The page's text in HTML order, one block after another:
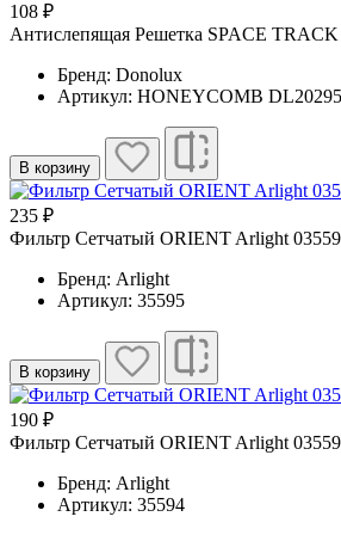
108 ₽
Антислепящая Решетка SPACE
Бренд: Donolux
Артикул: HONEYCOMB
В корзину
235 ₽
Фильтр Сетчатый ORIENT Arlight
Бренд: Arlight
Артикул: 35595
В корзину
190 ₽
Фильтр Сетчатый ORIENT Arlight
Бренд: Arlight
Артикул: 35594